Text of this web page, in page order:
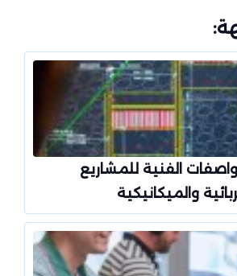
الفنية للمشاريع
والميكانيكية